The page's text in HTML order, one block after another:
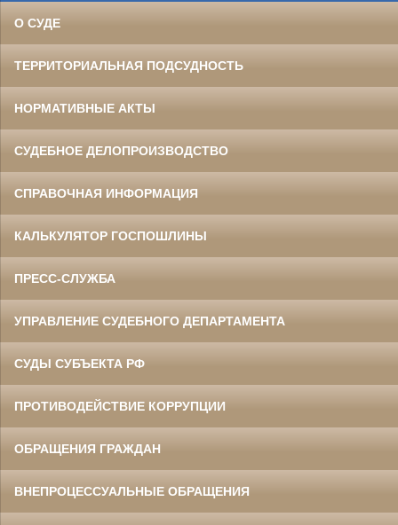
О СУДЕ
ТЕРРИТОРИАЛЬНАЯ ПОДСУДНОСТЬ
НОРМАТИВНЫЕ АКТЫ
СУДЕБНОЕ ДЕЛОПРОИЗВОДСТВО
СПРАВОЧНАЯ ИНФОРМАЦИЯ
КАЛЬКУЛЯТОР ГОСПОШЛИНЫ
ПРЕСС-СЛУЖБА
УПРАВЛЕНИЕ СУДЕБНОГО ДЕПАРТАМЕНТА
СУДЫ СУБЪЕКТА РФ
ПРОТИВОДЕЙСТВИЕ КОРРУПЦИИ
ОБРАЩЕНИЯ ГРАЖДАН
ВНЕПРОЦЕССУАЛЬНЫЕ ОБРАЩЕНИЯ